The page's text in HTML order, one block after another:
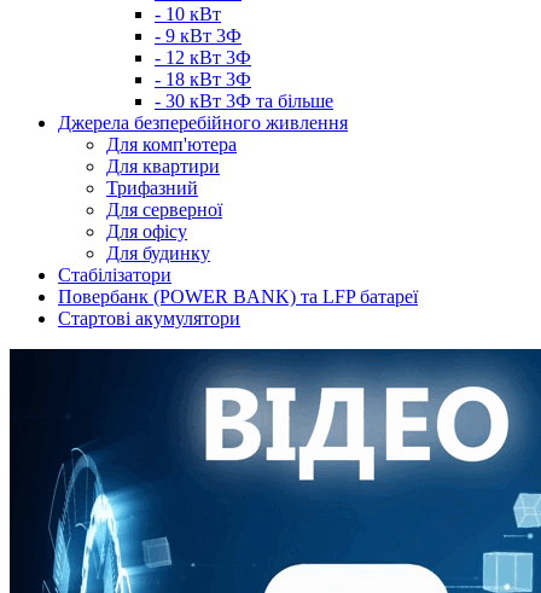
- 10 кВт
- 9 кВт 3Ф
- 12 кВт 3Ф
- 18 кВт 3Ф
- 30 кВт 3Ф та більше
Джерела безперебійного живлення
Для комп'ютера
Для квартири
Трифазний
Для серверної
Для офісу
Для будинку
Стабілізатори
Повербанк (POWER BANK) та LFP батареї
Стартові акумулятори